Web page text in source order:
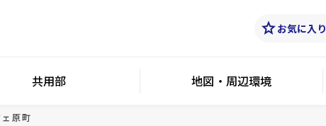
starお気に入り
共用部 地図・周辺環境
原町